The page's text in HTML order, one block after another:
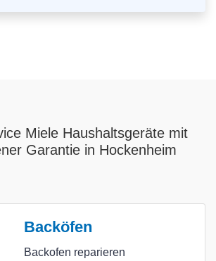
Miele Haushaltsgeräte mit
Garantie in Hockenheim
Backöfen
Backofen reparieren